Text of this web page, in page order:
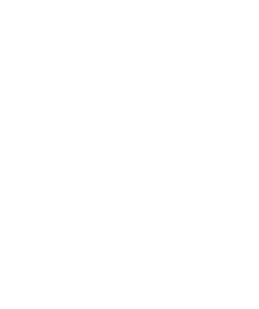
Zeiten, außer an